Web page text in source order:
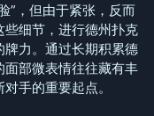
”，但由于紧张，反而
细节，进行德州扑克
力。通过长期积累德
部微表情往往藏有丰
手的重要起点。